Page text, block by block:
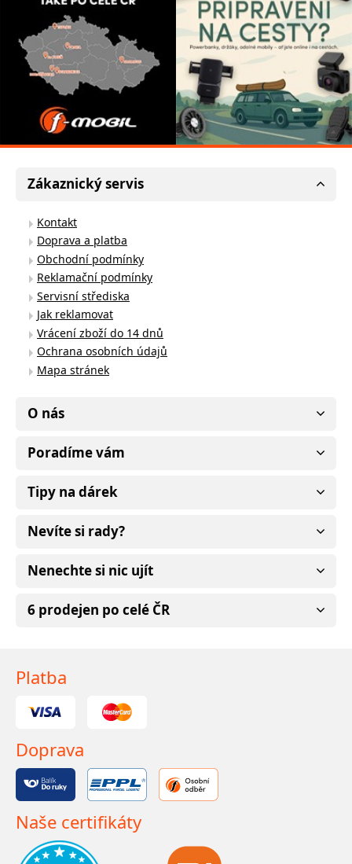
Zákaznický servis
Kontakt
Doprava a platba
Obchodní podmínky
Reklamační podmínky
Servisní střediska
Jak reklamovat
Vrácení zboží do 14 dnů
Ochrana osobních údajů
Mapa stránek
O nás
Poradíme vám
Tipy na dárek
Nevíte si rady?
Nenechte si nic ujít
6 prodejen po celé ČR
Platba
Doprava
Naše certifikáty